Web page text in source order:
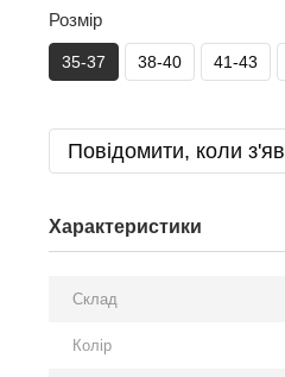
Розмір
35-37 38-40 41-43
Повідомити, коли
Характеристики
Склад
Колір